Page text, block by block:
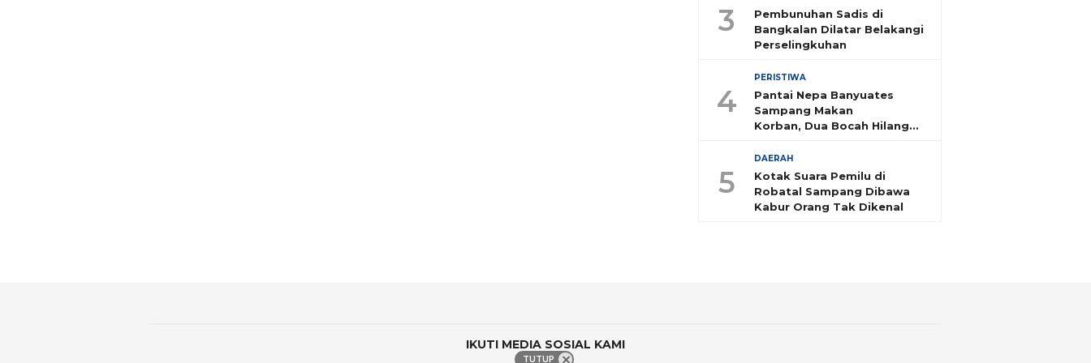
3
Pembunuhan Sadis di
Bangkalan Dilatar Belakangi
Perselingkuhan
4
PERISTIWA
Pantai Nepa Banyuates
Sampang Makan
Korban, Dua Bocah Hilang
5
DAERAH
Kotak Suara Pemilu di
Robatal Sampang Dibawa
Kabur Orang Tak Dikenal
IKUTI MEDIA SOSIAL KAMI
TUTUP